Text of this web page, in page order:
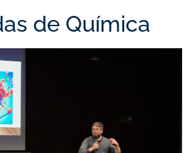
de Química